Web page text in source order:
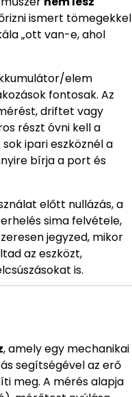
ismert tömegekkel
„ott van-e, ahol
elem
fontosak. Az
driftet vagy
részt óvni kell a
ipari eszköznél a
bírja a port és
előtt nullázás, a
sima felvétele,
jegyzed, mikor
az eszközt,
is.
, amely egy mechanikai
segítségével az erő
meg. A mérés alapja